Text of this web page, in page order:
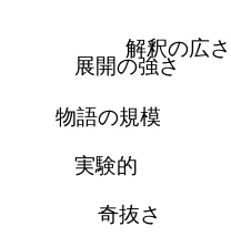
奇抜さ
実験的
物語の規模
展開の強さ
解釈の広さ